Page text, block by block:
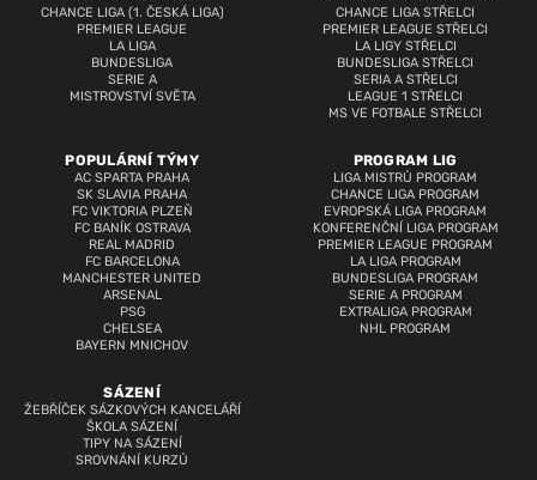
CHANCE LIGA (1. ČESKÁ LIGA)
PREMIER LEAGUE
LA LIGA
BUNDESLIGA
SERIE A
MISTROVSTVÍ SVĚTA
CHANCE LIGA STŘELCI
PREMIER LEAGUE STŘELCI
LA LIGY STŘELCI
BUNDESLIGA STŘELCI
SERIA A STŘELCI
LEAGUE 1 STŘELCI
MS VE FOTBALE STŘELCI
POPULÁRNÍ TÝMY
AC SPARTA PRAHA
SK SLAVIA PRAHA
FC VIKTORIA PLZEŇ
FC BANÍK OSTRAVA
REAL MADRID
FC BARCELONA
MANCHESTER UNITED
ARSENAL
PSG
CHELSEA
BAYERN MNICHOV
PROGRAM LIG
LIGA MISTRŮ PROGRAM
CHANCE LIGA PROGRAM
EVROPSKÁ LIGA PROGRAM
KONFERENČNÍ LIGA PROGRAM
PREMIER LEAGUE PROGRAM
LA LIGA PROGRAM
BUNDESLIGA PROGRAM
SERIE A PROGRAM
EXTRALIGA PROGRAM
NHL PROGRAM
SÁZENÍ
ŽEBŘÍČEK SÁZKOVÝCH KANCELÁŘÍ
ŠKOLA SÁZENÍ
TIPY NA SÁZENÍ
SROVNÁNÍ KURZŮ